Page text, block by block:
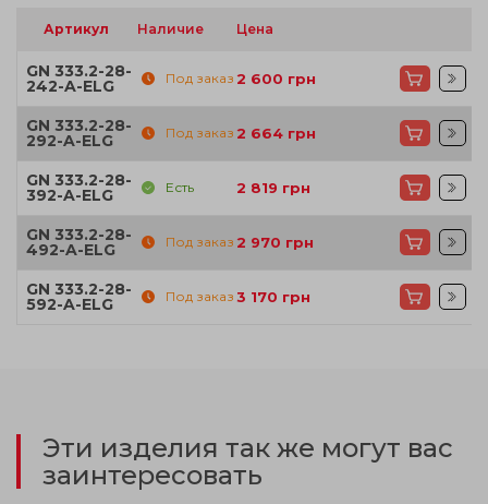
Артикул Наличие Цена
GN 333.2-28-
242-A-ELG Под заказ 2 600 грн
GN 333.2-28-
292-A-ELG Под заказ 2 664 грн
GN 333.2-28-
392-A-ELG Есть 2 819 грн
GN 333.2-28-
492-A-ELG Под заказ 2 970 грн
GN 333.2-28-
592-A-ELG Под заказ 3 170 грн
Эти изделия так же могут вас
заинтересовать